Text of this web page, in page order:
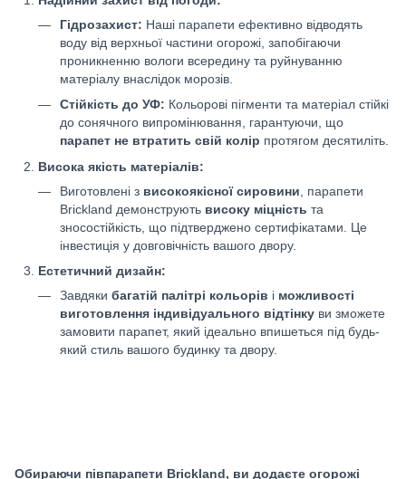
Гідрозахист: Наші парапети ефективно відводять
воду від верхньої частини огорожі, запобігаючи
проникненню вологи всередину та руйнуванню
матеріалу внаслідок морозів.
Стійкість до УФ: Кольорові пігменти та матеріал стійкі
до сонячного випромінювання, гарантуючи, що
парапет не втратить свій колір протягом десятиліть.
Висока якість матеріалів:
Виготовлені з високоякісної сировини , парапети
Brickland демонструють високу міцність та
зносостійкість, що підтверджено сертифікатами. Це
інвестиція у довговічність вашого двору.
Естетичний дизайн:
Завдяки багатій палітрі кольорів і можливості
виготовлення індивідуального відтінку ви зможете
замовити парапет, який ідеально впишеться під будь-
який стиль вашого будинку та двору.
Обираючи півпарапети Brickland, ви додаєте огорожі